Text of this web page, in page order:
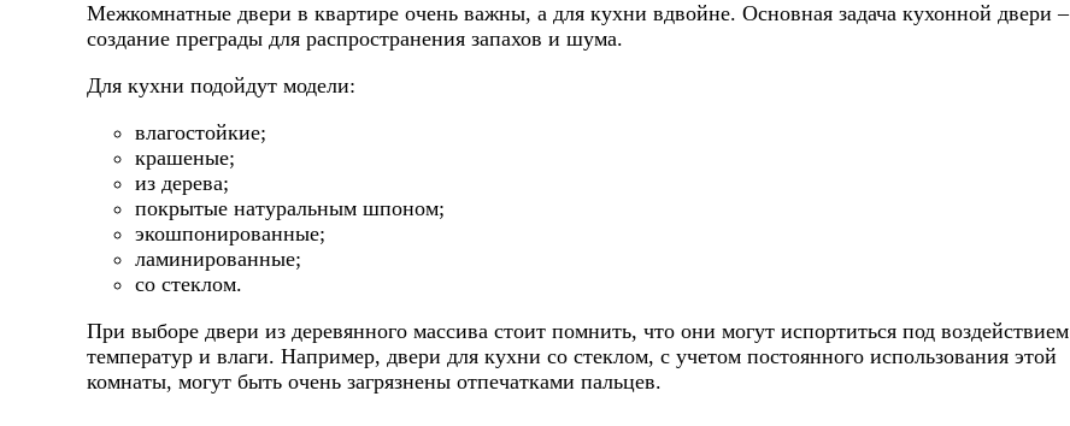
Межкомнатные двери в квартире очень важны, а для кухни вдвойне. Основная задача кухонной двери –
создание преграды для распространения запахов и шума.
Для кухни подойдут модели:
влагостойкие;
крашеные;
из дерева;
покрытые натуральным шпоном;
экошпонированные;
ламинированные;
со стеклом.
При выборе двери из деревянного массива стоит помнить, что они могут испортиться под воздействием
температур и влаги. Например, двери для кухни со стеклом, с учетом постоянного использования этой
комнаты, могут быть очень загрязнены отпечатками пальцев.